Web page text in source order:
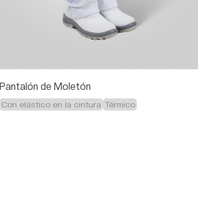
Pantalón de Moletón
Con elástico en la cintura Térmico